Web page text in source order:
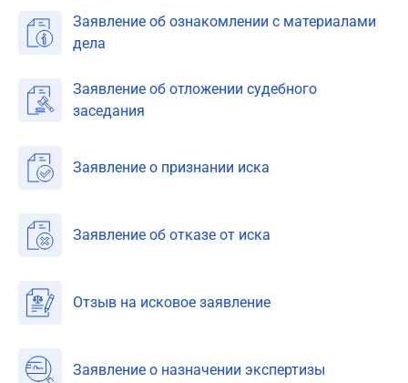
Заявление об ознакомлении с материалами
дела
Заявление об отложении судебного
заседания
Заявление о признании иска
Заявление об отказе от иска
Отзыв на исковое заявление
Заявление о назначении экспертизы